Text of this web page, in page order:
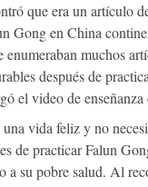
que era un artículo
Gong en China
muchos
después de
el video de
vida feliz y no
de practicar Falun
a su pobre salud. Al